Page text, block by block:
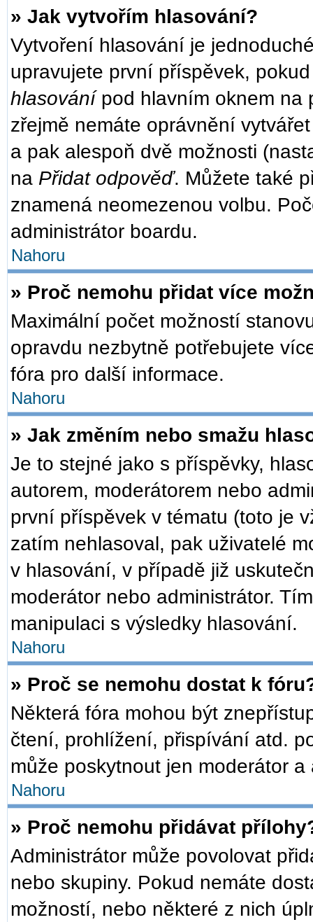
» Jak vytvořím hlasování?
Vytvoření hlasování je
upravujete první příspěvek,
hlasovánípod hlavním oknem na
zřejmě nemáte oprávnění
a pak alespoň dvě možnosti
na Přidat odpověď. Můžete také
znamená neomezenou volbu.
administrátor boardu.
Nahoru
» Proč nemohu přidat více
Maximální počet možností
opravdu nezbytně potřebujete
fóra pro další informace.
Nahoru
» Jak změním nebo smažu
Je to stejné jako s příspěvky,
autorem, moderátorem nebo
první příspěvek v tématu (toto je
zatím nehlasoval, pak uživatelé
v hlasování, v případě již
moderátor nebo administrátor.
manipulaci s výsledky hlasování.
Nahoru
» Proč se nemohu dostat k
Některá fóra mohou být
čtení, prohlížení, přispívání atd.
může poskytnout jen moderátor
Nahoru
» Proč nemohu přidávat
Administrátor může povolovat
nebo skupiny. Pokud nemáte
možností, nebo některé z nich